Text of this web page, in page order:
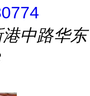
中路华东